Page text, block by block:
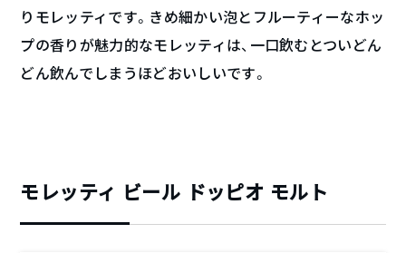
りモレッティです。きめ細かい泡とフルーティーなホッ
プの香りが魅力的なモレッティは、一口飲むとついどん
どん飲んでしまうほどおいしいです。
モレッティ ビール ドッピオ モルト